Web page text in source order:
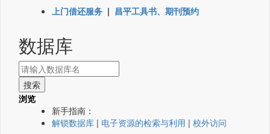
上门借还服务 | 昌平工具书、期刊预约
数据库
浏览
新手指南：
解锁数据库 | 电子资源的检索与利用 | 校外访问